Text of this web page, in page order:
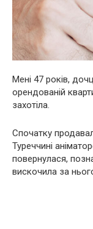
Мені 47 років,
орендованій
захотіла.
Спочатку
Туреччині
повернулася,
вискочила за